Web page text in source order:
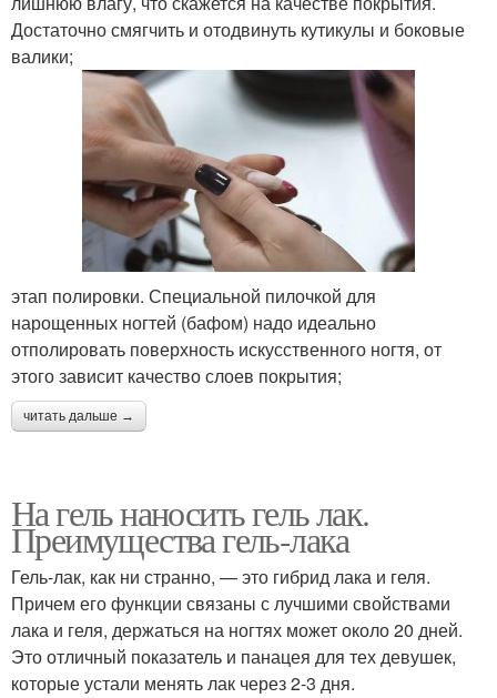
Достаточно смягчить и отодвинуть кутикулы и боковые
валики;
этап полировки. Специальной пилочкой для
нарощенных ногтей (бафом) надо идеально
отполировать поверхность искусственного ногтя, от
этого зависит качество слоев покрытия;
читать дальше →
На гель наносить гель лак.
Преимущества гель-лака
Гель-лак, как ни странно, — это гибрид лака и геля.
Причем его функции связаны с лучшими свойствами
лака и геля, держаться на ногтях может около 20 дней.
Это отличный показатель и панацея для тех девушек,
которые устали менять лак через 2-3 дня.